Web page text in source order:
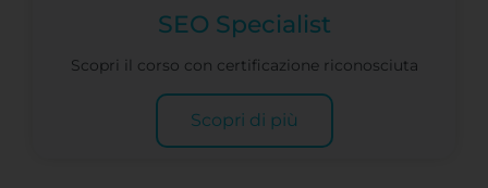
SEO Specialist
Scopri il corso con certificazione riconosciuta
Scopri di più